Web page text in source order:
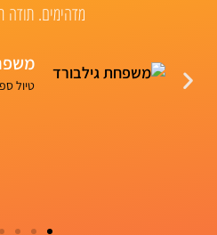
מדהימים. תודה רבה רבה!!!
משפחת גילבורד
טיול ספארי משפחתי לדרום אפריקה